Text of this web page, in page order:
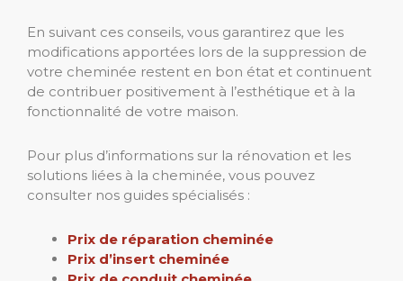
En suivant ces conseils, vous garantirez que les
modifications apportées lors de la suppression de
votre cheminée restent en bon état et continuent
de contribuer positivement à l’esthétique et à la
fonctionnalité de votre maison.
Pour plus d’informations sur la rénovation et les
solutions liées à la cheminée, vous pouvez
consulter nos guides spécialisés :
Prix de réparation cheminée
Prix d’insert cheminée